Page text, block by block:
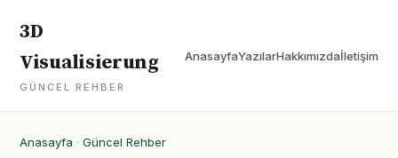
3D
Visualisierung
GÜNCEL REHBER
AnasayfaYazılarHakkımızdaİletişim
Anasayfa · Güncel Rehber